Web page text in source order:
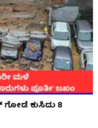
ಕುಸಿದು 8